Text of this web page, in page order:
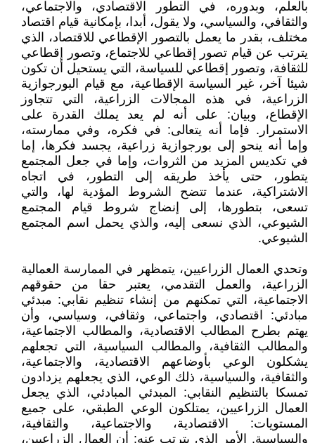
بالعلم، وبدوره، في التطور الاقتصادي، والاجتماعي،
والثقافي، والسياسي، ولا يقول، أبدا، بإمكانية قيام اقتصاد
مختلف، بقدر ما يعمل بالتصور الإقطاعي للاقتصاد، الذي
يترتب عن قيام تصور إقطاعي للاجتماع، وتصور إقطاعي
للثقافة، وتصور إقطاعي للسياسة، التي يستحيل أن تكون
شيئا آخر، غير السياسة الإقطاعية، مع قيام البورجوازية
الزراعية، في هذه المجالات الزراعية، التي تتجاوز
الإقطاع، وبيان: على أنه لم يعد يملك القدرة على
الاستمرار. فإما أنه يتعالى: في فكره، وفي ممارسته،
وإما أنه ينحو إلى بورجوازية زراعية، يجسد فكرها، إما
في تكديس المزيد من الثروات، وإما في جعل المجتمع
يتطور، حتى يأخذ طريقه إلى التطور، في اتجاه
الاشتراكية، عندما تتضح الشروط المؤدية لها، والتي
تسعى، بتطورها، إلى إنضاج شروط قيام المجتمع
الشيوعي، الذي نسعى إليه، والذي يحمل اسم المجتمع
الشيوعي.
وتحدي العمال الزراعيين، يتمظهر في الممارسة العمالية
الزراعية، والعمل التقدمي، يعتبر حقا من حقوقهم
الاجتماعية، التي تمكنهم من إنشاء تنظيم نقابي: مبدئي
مبادئي: اقتصادي، واجتماعي، وثقافي، وسياسي، وأن
يهتم بطرح المطالب الاقتصادية، والمطالب الاجتماعية،
والمطالب الثقافية، والمطالب السياسية، التي تجعلهم
يشكلون الوعي بأوضاعهم الاقتصادية، والاجتماعية،
والثقافية، والسياسية، ذلك الوعي، الذي يجعلهم يزدادون
تمسكا بالتنظيم النقابي: المبدئي المبادئي، الذي يجعل
العمال الزراعيين، يمتلكون الوعي الطبقي، على جميع
المستويات: الاقتصادية، والاجتماعية، والثقافية،
والسياسية. الأمر الذي يترتب عنه: أن العمال الزراعيين،